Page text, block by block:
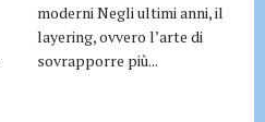
moderni Negli ultimi anni, il
layering, ovvero l’arte di
sovrapporre più...